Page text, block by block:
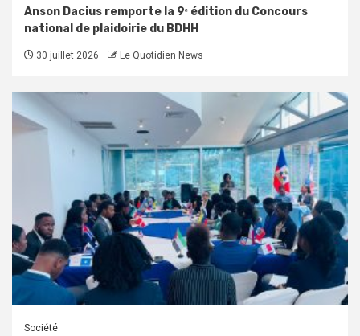
Anson Dacius remporte la 9ᵉ édition du Concours
national de plaidoirie du BDHH
30 juillet 2026 Le Quotidien News
Société